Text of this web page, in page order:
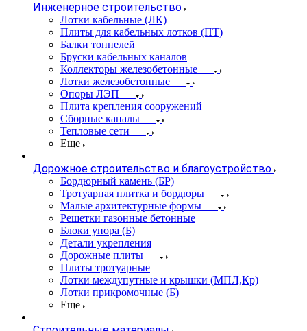
Инженерное строительство
Лотки кабельные (ЛК)
Плиты для кабельных лотков (ПТ)
Балки тоннелей
Бруски кабельных каналов
Коллекторы железобетонные
Лотки железобетонные
Опоры ЛЭП
Плита крепления сооружений
Сборные каналы
Тепловые сети
Еще
Дорожное строительство и благоустройство
Бордюрный камень (БР)
Тротуарная плитка и бордюры
Малые архитектурные формы
Решетки газонные бетонные
Блоки упора (Б)
Детали укрепления
Дорожные плиты
Плиты тротуарные
Лотки междупутные и крышки (МПЛ,Кр)
Лотки прикромочные (Б)
Еще